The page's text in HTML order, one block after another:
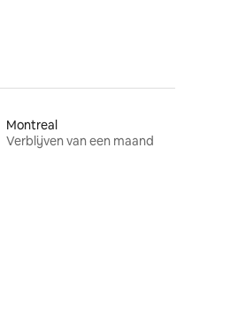
Montreal
Verblijven van een maand